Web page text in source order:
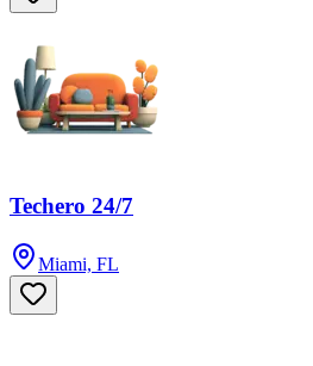
Techero 24/7
Miami, FL